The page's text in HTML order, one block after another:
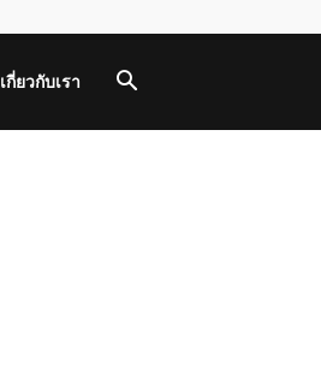
เกี่ยวกับเรา